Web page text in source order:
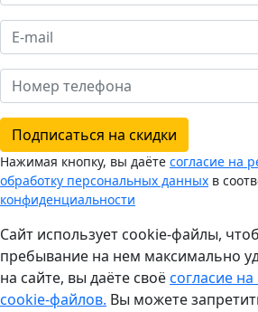
Подписаться на скидки
Нажимая кнопку, вы даёте согласие на
обработку персональных данных в
конфиденциальности
Сайт использует cookie-файлы,
пребывание на нем максимально
на сайте, вы даёте своёсогласие
cookie-файлов. Вы можете